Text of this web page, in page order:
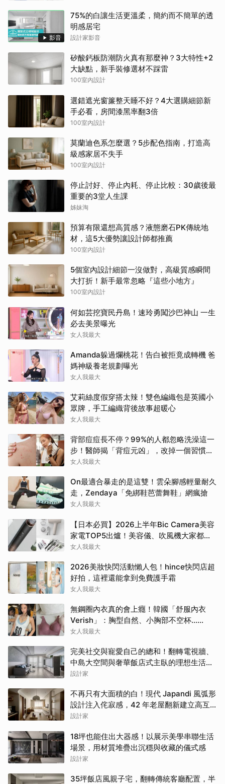
影音
75%的白讓生活更溫柔，簡約而不簡單的透
明感居宅
設計家影音
矽酸鈣板防潮防火真有那麼神？3大特性+2
大缺點，新手裝修選材不踩雷
100室內設計
選錯遮光窗簾整天睡不好？4大選購細節新
手必看，房間漆黑率翻3倍
100室內設計
莫蘭迪色系怎麼選？5步配色指南，打造高
級感家居不失手
100室內設計
停止討好、停止內耗、停止比較：30歲後最
重要的3堂人生課
姊妹淘
預算有限還想高質感？液態磨石PK傳統地
材，這5大優勢讓設計師都推薦
100室內設計
5個室內設計細節一沒做對，高級質感瞬間
大打折！新手最常忽略『這些小地方』
100室內設計
何如芸挖寶民丹島！速玲勇闖沙巴神山 一生
必去美景曝光
女人我最大
Amanda躲過爛桃花！告白被拒竟成轉機 爸
媽神級養老規劃曝光
女人我最大
艾莉絲度假穿搭太辣！雙色編織包是英國小
眾牌，手工編織背後故事超暖心
女人我最大
背部痘痘長不停？99%的人都忽略洗澡這一
步！醫師揭「背痘元凶」，改掉一個習慣真
的差很多
女人我最大
On最適合暴走的是這雙！雲朵腳感輕量耐久
走，Zendaya「免綁鞋芭蕾舞鞋」網瘋搶
女人我最大
【日本必買】2026上半年Bic Camera美容
家電TOP5出爐！美容儀、吹風機大家都搶
這幾款
女人我最大
2026美妝快閃活動懶人包！hince快閃店超
好拍，這裡還能拿到免費護手霜
女人我最大
無鋼圈內衣真的會上癮！韓國「舒服內衣
Verish」：胸型自然、小胸部不空杯…
Jennie也包色穿
女人我最大
完美社交與寵愛自己的總和！翻轉電視牆、
中島大空間與奢華飯店式主臥的理想生活提
案
設計家
不再只有大面積的白！現代 Japandi 風弧形
設計注入侘寂感，42 年老屋翻新建立高互
動親子日常
設計家
18坪也能住出大器感！以展示美學串聯生活
場景，用材質堆疊出沉穩與收藏的儀式感
設計家
35坪飯店風親子宅，翻轉傳統客廳配置，半